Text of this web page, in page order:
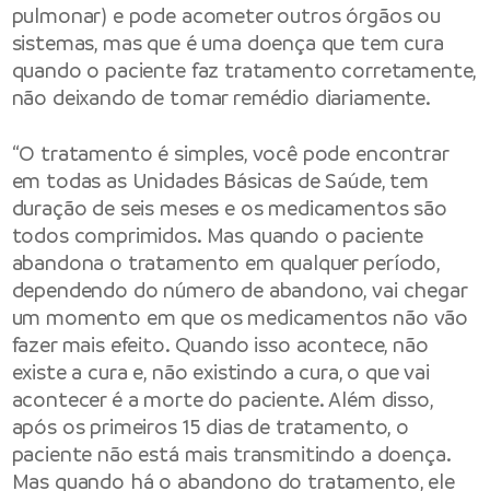
pulmonar) e pode acometer outros órgãos ou
sistemas, mas que é uma doença que tem cura
quando o paciente faz tratamento corretamente,
não deixando de tomar remédio diariamente.
“O tratamento é simples, você pode encontrar
em todas as Unidades Básicas de Saúde, tem
duração de seis meses e os medicamentos são
todos comprimidos. Mas quando o paciente
abandona o tratamento em qualquer período,
dependendo do número de abandono, vai chegar
um momento em que os medicamentos não vão
fazer mais efeito. Quando isso acontece, não
existe a cura e, não existindo a cura, o que vai
acontecer é a morte do paciente. Além disso,
após os primeiros 15 dias de tratamento, o
paciente não está mais transmitindo a doença.
Mas quando há o abandono do tratamento, ele